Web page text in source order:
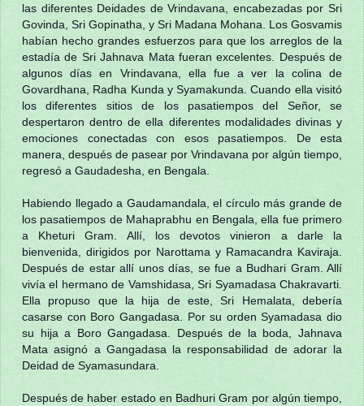
las diferentes Deidades de Vrindavana, encabezadas por Sri
Govinda, Sri Gopinatha, y Sri Madana Mohana. Los Gosvamis
habían hecho grandes esfuerzos para que los arreglos de la
estadía de Sri Jahnava Mata fueran excelentes. Después de
algunos días en Vrindavana, ella fue a ver la colina de
Govardhana, Radha Kunda y Syamakunda. Cuando ella visitó
los diferentes sitios de los pasatiempos del Señor, se
despertaron dentro de ella diferentes modalidades divinas y
emociones conectadas con esos pasatiempos. De esta
manera, después de pasear por Vrindavana por algún tiempo,
regresó a Gaudadesha, en Bengala.
Habiendo llegado a Gaudamandala, el círculo más grande de
los pasatiempos de Mahaprabhu en Bengala, ella fue primero
a Kheturi Gram. Allí, los devotos vinieron a darle la
bienvenida, dirigidos por Narottama y Ramacandra Kaviraja.
Después de estar allí unos días, se fue a Budhari Gram. Allí
vivía el hermano de Vamshidasa, Sri Syamadasa Chakravarti.
Ella propuso que la hija de este, Sri Hemalata, debería
casarse con Boro Gangadasa. Por su orden Syamadasa dio
su hija a Boro Gangadasa. Después de la boda, Jahnava
Mata asignó a Gangadasa la responsabilidad de adorar la
Deidad de Syamasundara.
Después de haber estado en Badhuri Gram por algún tiempo,